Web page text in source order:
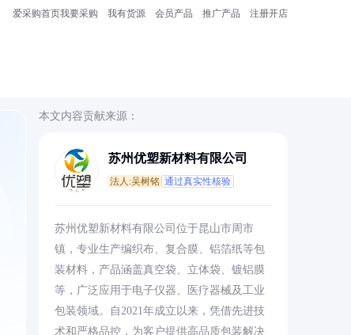
爱采购首页我要采购 我有货源 会员产品 推广产品 注册开店
本文内容贡献来源：
苏州优塑新材料有限公司
法人:吴树铭 通过真实性核验
苏州优塑新材料有限公司位于昆山市周市
镇，专业生产编织布、复合膜、铝箔纸等包
装材料，产品涵盖真空袋、立体袋、镀铝膜
等，广泛应用于电子仪器、医疗器械及工业
包装领域。自2021年成立以来，凭借先进技
术和严格品控，为客户提供高品质包装解决